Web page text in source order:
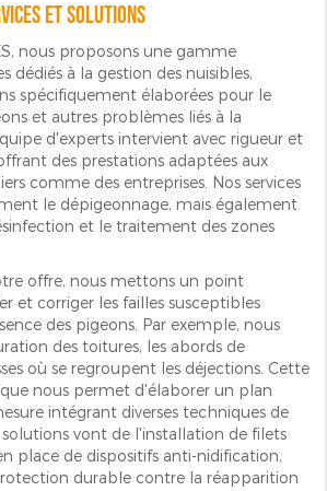
et solutions
nous proposons une gamme
dédiés à la gestion des nuisibles,
spécifiquement élaborées pour le
et autres problèmes liés à la
d'experts intervient avec rigueur et
des prestations adaptées aux
comme des entreprises. Nos services
le dépigeonnage, mais également
et le traitement des zones
offre, nous mettons un point
et corriger les failles susceptibles
des pigeons. Par exemple, nous
des toitures, les abords de
où se regroupent les déjections. Cette
nous permet d'élaborer un plan
intégrant diverses techniques de
vont de l'installation de filets
place de dispositifs anti-nidification,
durable contre la réapparition